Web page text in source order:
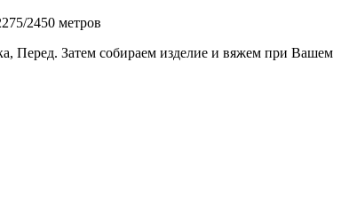
2450 метров
Перед. Затем собираем изделие и вяжем при Вашем